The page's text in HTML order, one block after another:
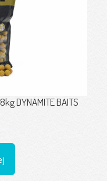
DYNAMITE BAITS